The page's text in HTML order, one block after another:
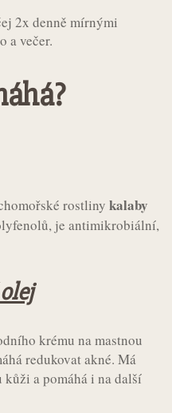
2x denně mírnými
a večer.
rostliny kalaby
je antimikrobiální,
krému na mastnou
redukovat akné. Má
a pomáhá i na další